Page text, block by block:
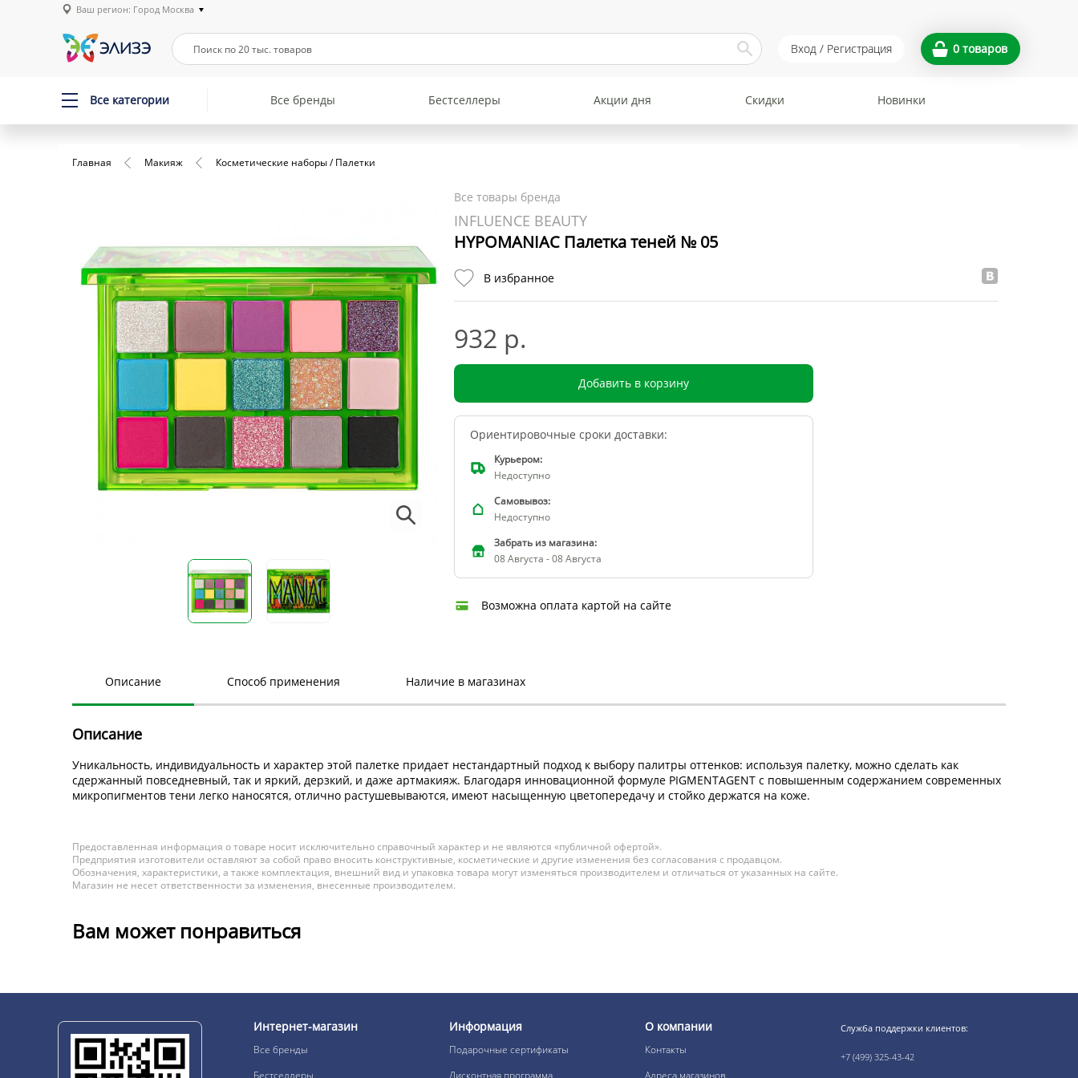
Ваш регион: Город Москва
Вход / Регистрация 0 товаров
Все категории Все бренды Бестселлеры Акции дня Скидки Новинки
Главная Макияж Косметические наборы / Палетки
Все товары бренда
INFLUENCE BEAUTY
HYPOMANIAC Палетка теней № 05
В избранное
932 р.
Добавить в корзину
Ориентировочные сроки доставки:
Курьером:
Недоступно
Самовывоз:
Недоступно
Забрать из магазина:
08 Августа - 08 Августа
Возможна оплата картой на сайте
Описание Способ применения Наличие в магазинах
Описание
Уникальность, индивидуальность и характер этой палетке придает нестандартный подход к выбору палитры оттенков: используя палетку, можно сделать как
сдержанный повседневный, так и яркий, дерзкий, и даже артмакияж. Благодаря инновационной формуле PIGMENTAGENT с повышенным содержанием современных
микропигментов тени легко наносятся, отлично растушевываются, имеют насыщенную цветопередачу и стойко держатся на коже.
Предоставленная информация о товаре носит исключительно справочный характер и не являются «публичной офертой».
Предприятия изготовители оставляют за собой право вносить конструктивные, косметические и другие изменения без согласования с продавцом.
Обозначения, характеристики, а также комплектация, внешний вид и упаковка товара могут изменяться производителем и отличаться от указанных на сайте.
Магазин не несет ответственности за изменения, внесенные производителем.
Вам может понравиться
Интернет-магазин
Все бренды
Бестселлеры
Информация
Подарочные сертификаты
Дисконтная программа
О компании
Контакты
Адреса магазинов
Служба поддержки клиентов:
+7 (499) 325-43-42